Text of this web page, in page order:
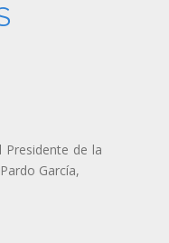
Presidente de la
García,